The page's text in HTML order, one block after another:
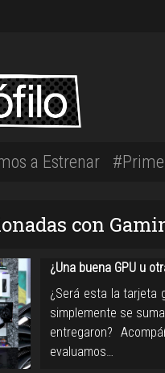
a Estrenar
con
¿Una buena GPU u
¿Será esta la tarjeta
simplemente se
entregaron?
evaluamos…